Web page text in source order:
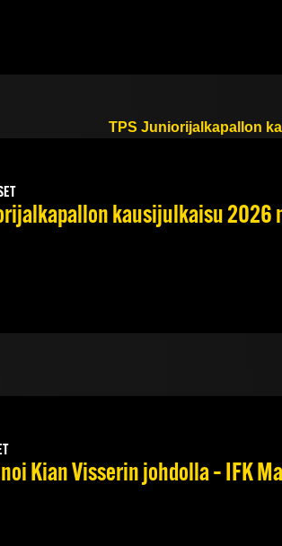
kausijulkaisu 2026
Kian Visserin johdolla – IFK